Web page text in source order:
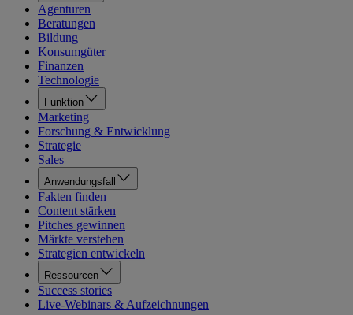
Agenturen
Beratungen
Bildung
Konsumgüter
Finanzen
Technologie
Funktion
Marketing
Forschung & Entwicklung
Strategie
Sales
Anwendungsfall
Fakten finden
Content stärken
Pitches gewinnen
Märkte verstehen
Strategien entwickeln
Ressourcen
Success stories
Live-Webinars & Aufzeichnungen